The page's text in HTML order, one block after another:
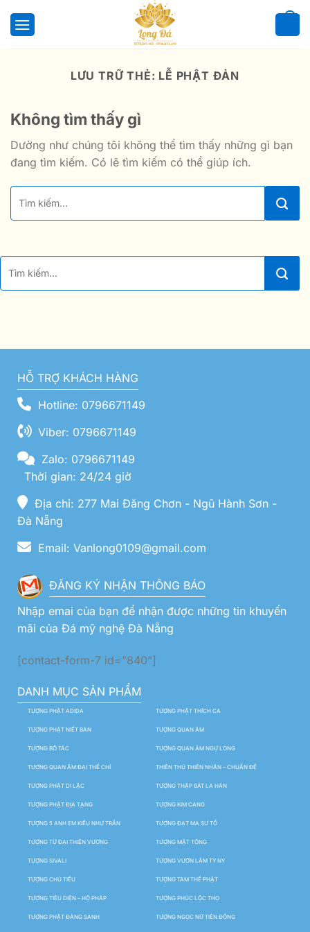
qua
LƯU TRỮ THẺ: LỄ PHẬT ĐẢN
Không tìm thấy gì
Dường như chúng tôi không thể tìm thấy những gì bạn
đang tìm kiếm. Có lẽ tìm kiếm có thể giúp ích.
HỖ TRỢ KHÁCH HÀNG
Hotline: 0796671149
Viber: 0796671149
Zalo: 0796671149
Thời gian: 24/24 giờ
Địa chỉ: 277 Mai Đăng Chơn - Ngũ Hành Sơn -
Đà Nẵng
Email: Vanlong0109@gmail.com
ĐĂNG KÝ NHẬN THÔNG BÁO
Nhập emai của bạn để nhận được những tin khuyến
mãi của Đá mỹ nghệ Đà Nẵng
[contact-form-7 id="840"]
DANH MỤC SẢN PHẨM
TƯỢNG PHẬT ADIDA TƯỢNG PHẬT THÍCH CA
TƯỢNG PHẬT NIẾT BÀN TƯỢNG QUAN ÂM
TƯỢNG BỒ TÁC TƯỢNG QUAN ÂM NGỰ LONG
TƯỢNG QUAN ÂM ĐẠI THẾ CHÍ THIÊN THỦ THIÊN NHÃN – CHUẨN ĐỀ
TƯỢNG PHẬT DI LẶC TƯỢNG THẬP BÁT LA HÁN
TƯỢNG PHẬT ĐỊA TẠNG TƯỢNG KIM CANG
TƯỢNG 5 ANH EM KIỀU NHƯ TRẦN TƯỢNG ĐẠT MA SƯ TỔ
TƯỢNG TỨ ĐẠI THIÊN VƯƠNG TƯỢNG MẬT TÔNG
TƯỢNG SIVALI TƯỢNG VƯỜN LÂM TỲ NY
TƯỢNG CHÚ TIỂU TƯỢNG TAM THẾ PHẬT
TƯỢNG TIÊU DIỆN – HỘ PHÁP TƯỢNG PHÚC LỘC THỌ
TƯỢNG PHẬT ĐẢNG SANH TƯỢNG NGỌC NỮ TIÊN ĐỒNG